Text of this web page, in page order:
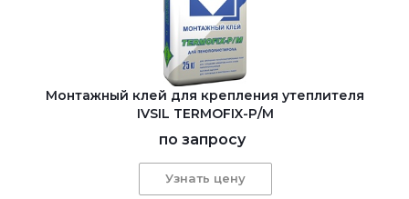
Монтажный клей для крепления утеплителя
IVSIL TERMOFIX-Р/М
по запросу
Узнать цену